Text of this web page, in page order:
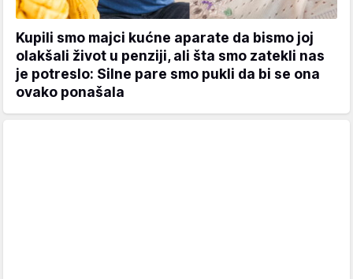
Kupili smo majci kućne aparate da bismo joj
olakšali život u penziji, ali šta smo zatekli nas
je potreslo: Silne pare smo pukli da bi se ona
ovako ponašala